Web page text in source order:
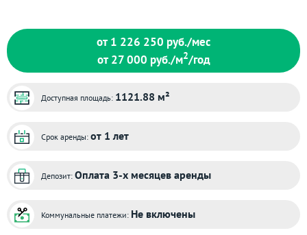
от 1 226 250 руб./мес
от 27 000 руб./м2/год
Доступная площадь: 1121.88 м²
Срок аренды: от 1 лет
Депозит: Оплата 3-х месяцев аренды
Коммунальные платежи: Не включены